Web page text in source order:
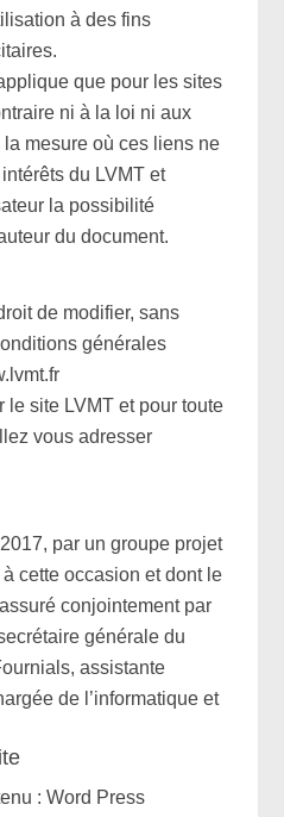
à des fins
que pour les sites
ni à la loi ni aux
mesure où ces liens ne
du LVMT et
la possibilité
du document.
de modifier, sans
générales
le site LVMT et pour toute
vous adresser
par un groupe projet
cette occasion et dont le
conjointement par
générale du
assistante
de l’informatique et
: Word Press